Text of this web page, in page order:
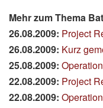
Mehr zum Thema
26.08.2009: Project
26.08.2009: Kurz
25.08.2009: Operation
22.08.2009: Project
22.08.2009: Operation